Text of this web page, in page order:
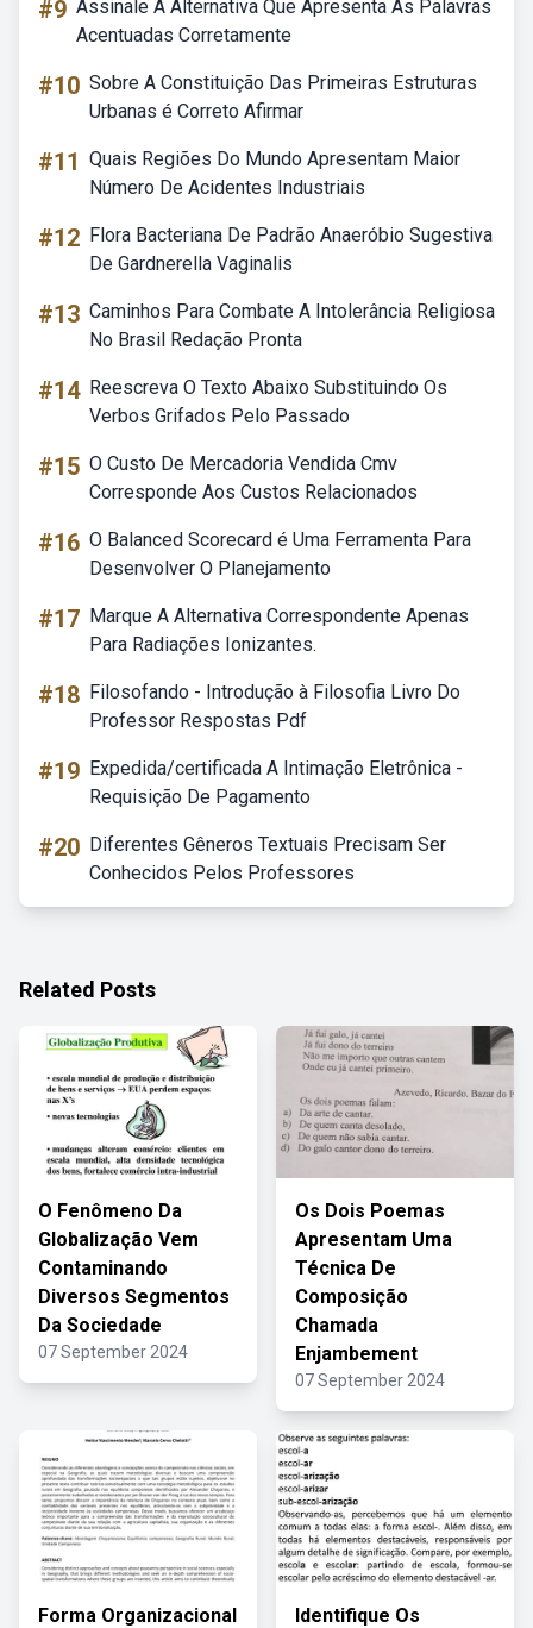
#9 Assinale A Alternativa Que Apresenta As Palavras
Acentuadas Corretamente
#10 Sobre A Constituição Das Primeiras Estruturas
Urbanas é Correto Afirmar
#11 Quais Regiões Do Mundo Apresentam Maior
Número De Acidentes Industriais
#12 Flora Bacteriana De Padrão Anaeróbio Sugestiva
De Gardnerella Vaginalis
#13 Caminhos Para Combate A Intolerância Religiosa
No Brasil Redação Pronta
#14 Reescreva O Texto Abaixo Substituindo Os
Verbos Grifados Pelo Passado
#15 O Custo De Mercadoria Vendida Cmv
Corresponde Aos Custos Relacionados
#16 O Balanced Scorecard é Uma Ferramenta Para
Desenvolver O Planejamento
#17 Marque A Alternativa Correspondente Apenas
Para Radiações Ionizantes.
#18 Filosofando - Introdução à Filosofia Livro Do
Professor Respostas Pdf
#19 Expedida/certificada A Intimação Eletrônica -
Requisição De Pagamento
#20 Diferentes Gêneros Textuais Precisam Ser
Conhecidos Pelos Professores
Related Posts
O Fenômeno Da
Globalização Vem
Contaminando
Diversos Segmentos
Da Sociedade
07 September 2024
Os Dois Poemas
Apresentam Uma
Técnica De
Composição
Chamada
Enjambement
07 September 2024
Forma Organizacional Identifique Os